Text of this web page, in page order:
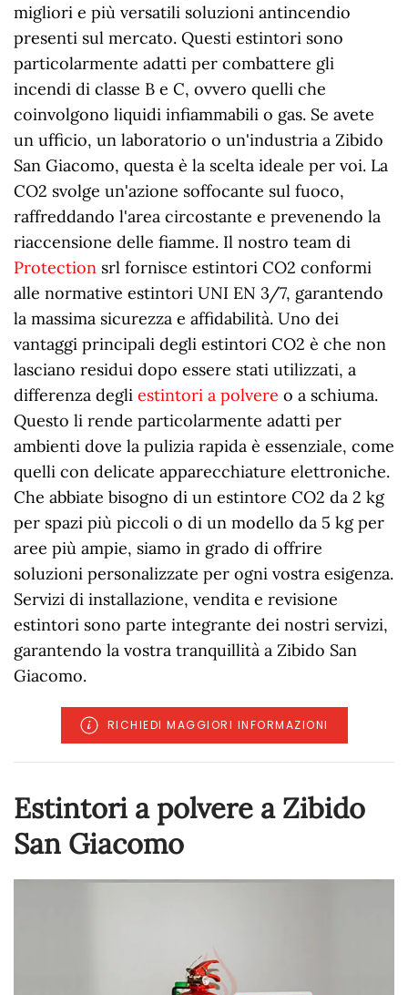
migliori e più versatili soluzioni antincendio
presenti sul mercato. Questi estintori sono
particolarmente adatti per combattere gli
incendi di classe B e C, ovvero quelli che
coinvolgono liquidi infiammabili o gas. Se avete
un ufficio, un laboratorio o un'industria a Zibido
San Giacomo, questa è la scelta ideale per voi. La
CO2 svolge un'azione soffocante sul fuoco,
raffreddando l'area circostante e prevenendo la
riaccensione delle fiamme. Il nostro team di
Protection srl fornisce estintori CO2 conformi
alle normative estintori UNI EN 3/7, garantendo
la massima sicurezza e affidabilità. Uno dei
vantaggi principali degli estintori CO2 è che non
lasciano residui dopo essere stati utilizzati, a
differenza degli estintori a polvere o a schiuma.
Questo li rende particolarmente adatti per
ambienti dove la pulizia rapida è essenziale, come
quelli con delicate apparecchiature elettroniche.
Che abbiate bisogno di un estintore CO2 da 2 kg
per spazi più piccoli o di un modello da 5 kg per
aree più ampie, siamo in grado di offrire
soluzioni personalizzate per ogni vostra esigenza.
Servizi di installazione, vendita e revisione
estintori sono parte integrante dei nostri servizi,
garantendo la vostra tranquillità a Zibido San
Giacomo.
RICHIEDI MAGGIORI INFORMAZIONI
Estintori a polvere a Zibido
San Giacomo